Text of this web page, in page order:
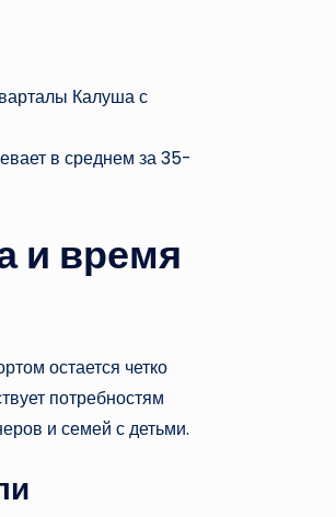
Калуша с
в среднем за 35-
и время
остается четко
потребностям
и семей с детьми.